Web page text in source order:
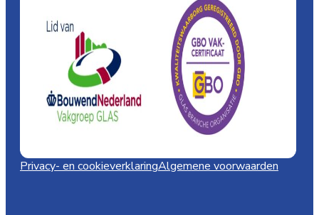
Privacy- en cookieverklaringAlgemene voorwaarden